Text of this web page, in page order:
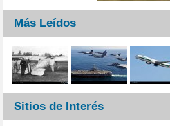
Más Leídos
Sitios de Interés